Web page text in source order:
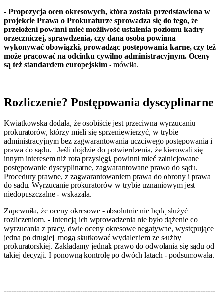
- Propozycja ocen okresowych, która została przedstawiona w
projekcie Prawa o Prokuraturze sprowadza się do tego, że
przełożeni powinni mieć możliwość ustalenia poziomu kadry
orzeczniczej, sprawdzenia, czy dana osoba powinna
wykonywać obowiązki, prowadząc postępowania karne, czy też
może pracować na odcinku cywilno administracyjnym. Oceny
są też standardem europejskim - mówiła.
Rozliczenie? Postępowania dyscyplinarne
Kwiatkowska dodała, że osobiście jest przeciwna wyrzucaniu
prokuratorów, którzy mieli się sprzeniewierzyć, w trybie
administracyjnym bez zagwarantowania uczciwego postępowania i
prawa do sądu. - Jeśli dojdzie do potwierdzenia, że kierowali się
innym interesem niż rota przysięgi, powinni mieć zainicjowane
postępowanie dyscyplinarne, zagwarantowane prawo do sądu.
Procedury prawne, z zagwarantowaniem prawa do obrony i prawa
do sadu. Wyrzucanie prokuratorów w trybie uznaniowym jest
niedopuszczalne - wskazała.
Zapewniła, że oceny okresowe - absolutnie nie będą służyć
rozliczeniom. - Intencją ich wprowadzenia nie było dążenie do
wyrzucania z pracy, dwie oceny okresowe negatywne, występujące
jedna po drugiej, mogą skutkować wydaleniem ze służby
prokuratorskiej. Zakładamy jednak prawo do odwołania się sądu od
takiej decyzji. I ponowną kontrolę po dwóch latach - podsumowała.
--------------------------------------------------------------------------------------